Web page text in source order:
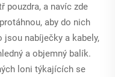
pouzdra, a navíc zde
aby do nich
jsou nabíječky a kabely,
a objemný balík.
loni týkajících se